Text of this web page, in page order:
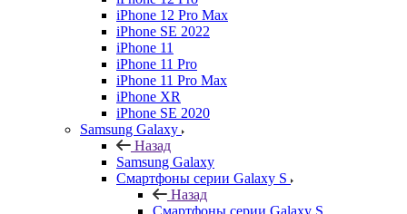
iPhone 12 Pro Max
iPhone SE 2022
iPhone 11
iPhone 11 Pro
iPhone 11 Pro Max
iPhone XR
iPhone SE 2020
Samsung Galaxy
Назад
Samsung Galaxy
Смартфоны серии Galaxy S
Назад
Смартфоны серии Galaxy S